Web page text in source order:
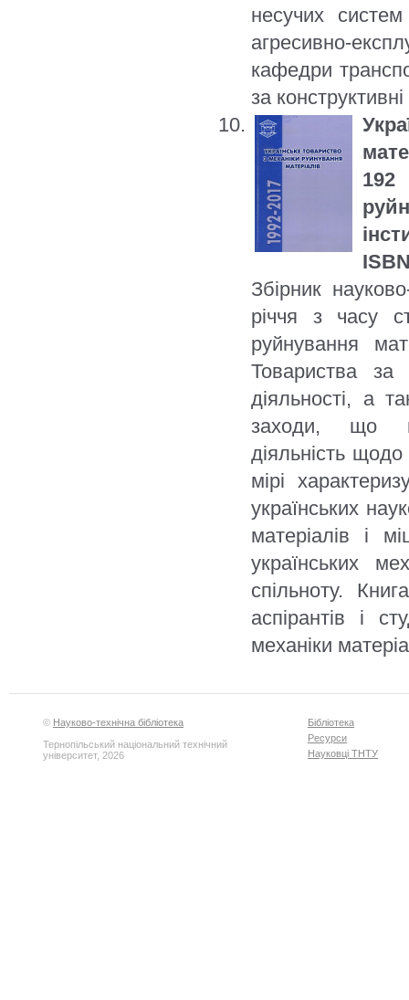
несучих
агресивно-
кафедри
за
192
Збірник
річчя з часу
руйнування
Товариства
діяльності, а
заходи, що
діяльність
мірі
українських
матеріалів і
українських
спільноту.
аспірантів і
механіки
© Науково-технічна бібліотека
Тернопільський національний технічний
університет, 2026
Бібліотека
Ресурси
Науковці ТНТУ